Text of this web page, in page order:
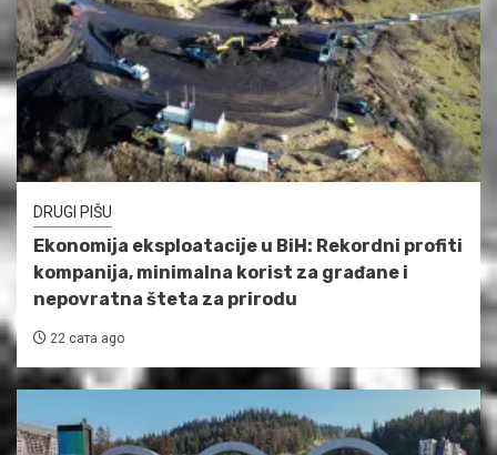
DRUGI PIŠU
Ekonomija eksploatacije u BiH: Rekordni profiti
kompanija, minimalna korist za građane i
nepovratna šteta za prirodu
22 сата ago